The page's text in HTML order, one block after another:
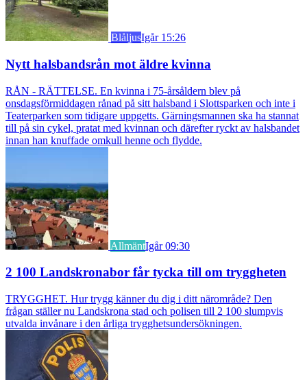
BlåljusIgår 15:26
Nytt halsbandsrån mot äldre kvinna
RÅN - RÄTTELSE. En kvinna i 75-årsåldern blev på
onsdagsförmiddagen rånad på sitt halsband i Slottsparken och inte i
Teaterparken som tidigare uppgetts. Gärningsmannen ska ha stannat
till på sin cykel, pratat med kvinnan och därefter ryckt av halsbandet
innan han knuffade omkull henne och flydde.
AllmäntIgår 09:30
2 100 Landskronabor får tycka till om tryggheten
TRYGGHET. Hur trygg känner du dig i ditt närområde? Den
frågan ställer nu Landskrona stad och polisen till 2 100 slumpvis
utvalda invånare i den årliga trygghetsundersökningen.